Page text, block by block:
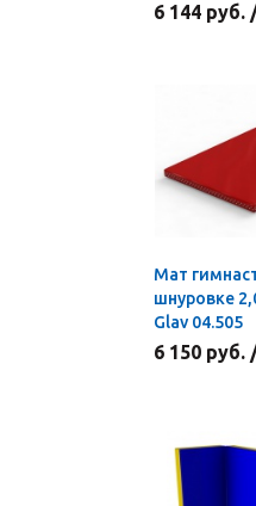
6 144 руб.
Мат
шнуровке
Glav 04.505
6 150 руб.